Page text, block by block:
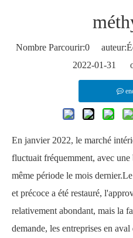
Nombre Parcourir:0
2022-01-31
En janvier 2022, le marché
fluctuait fréquemment, avec une
même période le mois
et précoce a été restauré,
relativement abondant, mais la
demande, les entreprises en